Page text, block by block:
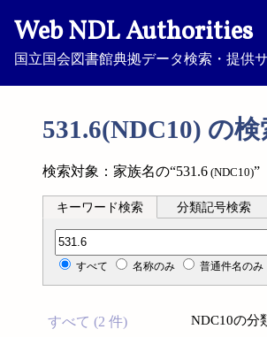
Web NDL Authorities
国立国会図書館典拠データ検索・提供
531.6(NDC10) の
検索対象：家族名の“531.6 (NDC10)”
キーワード検索 分類記号検索
分類記号検索
すべて 名称のみ 普通件名のみ
すべて (2 件)
NDC10の分